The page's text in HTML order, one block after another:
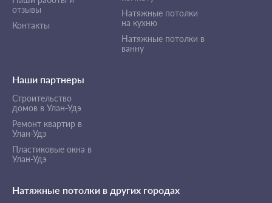
отзывы
Контакты
Натяжные потолки
на кухню
Натяжные потолки в
ванну
Наши партнеры
Строительство
домов в Улан-Удэ
Ремонт квартир в
Улан-Удэ
Пластиковые окна в
Улан-Удэ
Натяжные потолки в других городах